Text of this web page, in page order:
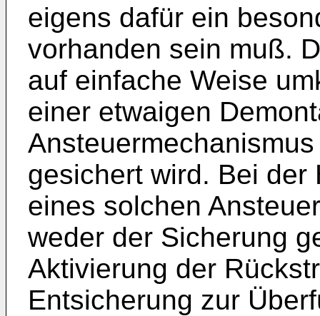
eigens dafür ein
vorhanden sein muß.
auf einfache Weise
einer etwaigen
gesichert wird. Bei der
eines solchen
weder der Sicherung
Aktivierung der
Entsicherung zur